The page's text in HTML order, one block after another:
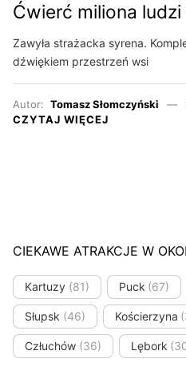
Ćwierć miliona
Zawyła strażacka syrena.
dźwiękiem przestrzeń wsi
Autor: Tomasz Słomczyński
CZYTAJ WIĘCEJ
CIEKAWE ATRAKCJE W
Kartuzy (81) Puck (67)
Słupsk (46) Kościerzyna
Człuchów (36) Lębork